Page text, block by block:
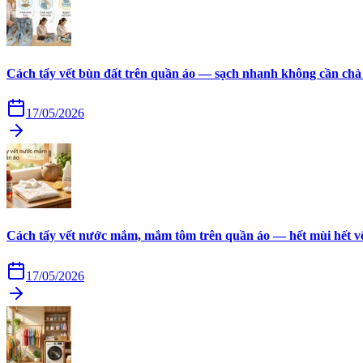
Cách tẩy vết bùn đất trên quần áo — sạch nhanh không cần
17/05/2026
Cách tẩy vết nước mắm, mắm tôm trên quần áo — hết mùi hết
17/05/2026